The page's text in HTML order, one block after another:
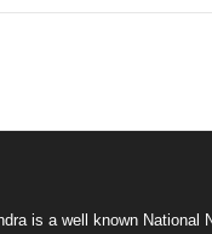
is a well known National